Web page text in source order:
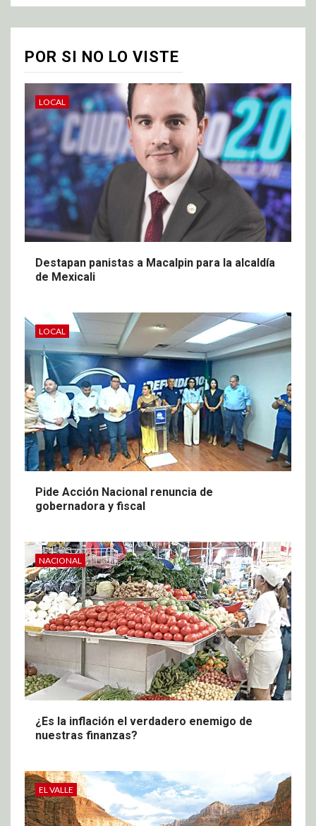
POR SI NO LO VISTE
LOCAL
Destapan panistas a Macalpin para la alcaldía
de Mexicali
LOCAL
Pide Acción Nacional renuncia de
gobernadora y fiscal
NACIONAL
¿Es la inflación el verdadero enemigo de
nuestras finanzas?
EL VALLE